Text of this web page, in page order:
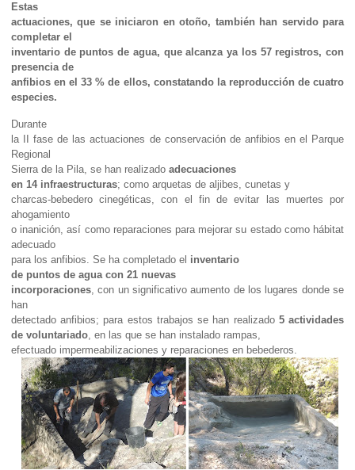
Estas
actuaciones, que se iniciaron en otoño, también han servido para
completar el
inventario de puntos de agua, que alcanza ya los 57 registros, con
presencia de
anfibios en el 33 % de ellos, constatando la reproducción de cuatro
especies.
Durante
la II fase de las actuaciones de conservación de anfibios en el Parque
Regional
Sierra de la Pila, se han realizado adecuaciones
en 14 infraestructuras; como arquetas de aljibes, cunetas y
charcas-bebedero cinegéticas, con el fin de evitar las muertes por
ahogamiento
o inanición, así como reparaciones para mejorar su estado como hábitat
adecuado
para los anfibios. Se ha completado el inventario
de puntos de agua con 21 nuevas
incorporaciones , con un significativo aumento de los lugares donde se
han
detectado anfibios; para estos trabajos se han realizado 5 actividades
de voluntariado , en las que se han instalado rampas,
efectuado impermeabilizaciones y reparaciones en bebederos.